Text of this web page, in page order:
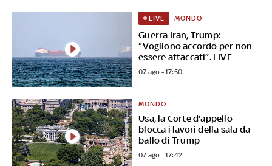
Guerra Iran, Trump:
“Vogliono accordo per non
essere attaccati”. LIVE
LIVE MONDO
07 ago - 17:50
Usa, la Corte d'appello
blocca i lavori della sala da
ballo di Trump
MONDO
07 ago - 17:42